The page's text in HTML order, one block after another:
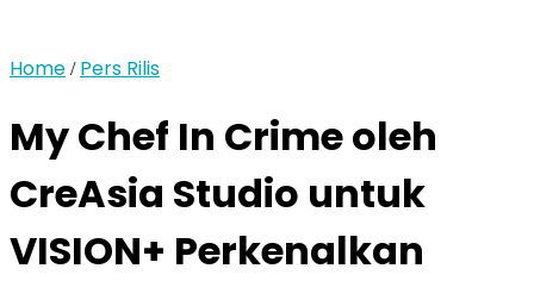
Home / Pers Rilis
My Chef In Crime oleh
CreAsia Studio untuk
VISION+ Perkenalkan